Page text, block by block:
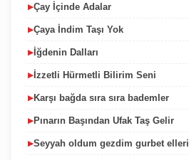
▶Çay İçinde Adalar
▶Çaya İndim Taşı Yok
▶ İğdenin Dalları
▶ İzzetli Hürmetli Bilirim Seni
▶Karşı bağda sıra sıra bademler
▶Pınarın Başından Ufak Taş Gelir
▶Seyyah oldum gezdim gurbet elleri